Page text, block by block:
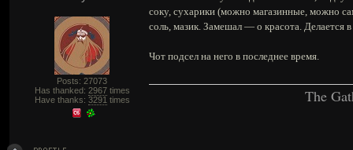
Posts: 27073
Has thanked: 2967times
Have thanks: 3291 times
соку, сухарики (можно магазинные, можно
соль, мазик. Замешал — о красота. Делается
Чот подсел на него в последнее время.
The